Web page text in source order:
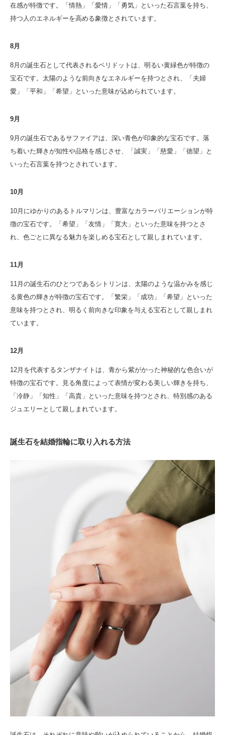
在感が特徴です。「情熱」「愛情」「勇気」といった石言葉を持ち、
持つ人のエネルギーを高める象徴とされています。
8月
8月の誕生石として代表されるペリドットは、明るい黄緑色が特徴の
宝石です。太陽のような前向きなエネルギーを持つとされ、「夫婦
愛」「平和」「希望」といった意味が込められています。
9月
9月の誕生石であるサファイアは、深い青色が印象的な宝石です。落
ち着いた輝きが知性や品格を感じさせ、「誠実」「慈愛」「徳望」と
いった石言葉を持つとされています。
10月
10月にゆかりのあるトルマリンは、豊富なカラーバリエーションが特
徴の宝石です。「希望」「友情」「寛大」といった意味を持つとさ
れ、色ごとに異なる魅力を楽しめる宝石として親しまれています。
11月
11月の誕生石のひとつであるシトリンは、太陽のような温かみを感じ
る黄色の輝きが特徴の宝石です。「繁栄」「成功」「希望」といった
意味を持つとされ、明るく前向きな印象を与える宝石として親しまれ
ています。
12月
12月を代表するタンザナイトは、青から紫がかった神秘的な色合いが
特徴の宝石です。見る角度によって表情が変わる美しい輝きを持ち、
「冷静」「知性」「高貴」といった意味を持つとされ、特別感のある
ジュエリーとして親しまれています。
誕生石を結婚指輪に取り入れる方法